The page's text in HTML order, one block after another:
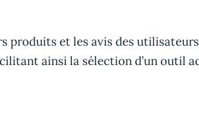
produits et les avis des
ainsi la sélection d’un outil